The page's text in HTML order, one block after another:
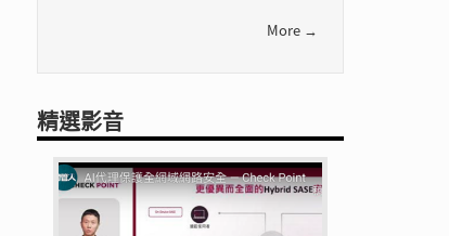
More →
精選影音